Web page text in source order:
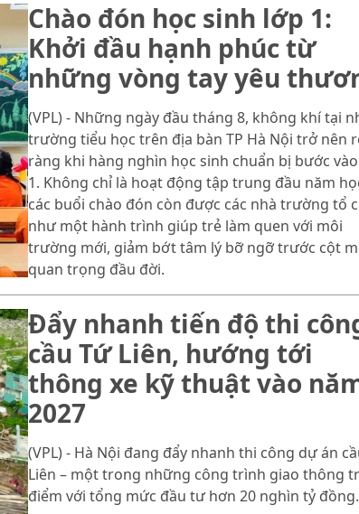
Chào đón học sinh lớp 1:
Khởi đầu hạnh phúc từ
những vòng tay yêu
(VPL) - Những ngày đầu tháng 8, không khí tại
trường tiểu học trên địa bàn TP Hà Nội trở nên
ràng khi hàng nghìn học sinh chuẩn bị bước
1. Không chỉ là hoạt động tập trung đầu năm
các buổi chào đón còn được các nhà trường tổ
như một hành trình giúp trẻ làm quen với môi
trường mới, giảm bớt tâm lý bỡ ngỡ trước cột
quan trọng đầu đời.
Đẩy nhanh tiến độ thi
cầu Tứ Liên, hướng tới
thông xe kỹ thuật vào
2027
(VPL) - Hà Nội đang đẩy nhanh thi công dự án
Liên – một trong những công trình giao thông
điểm với tổng mức đầu tư hơn 20 nghìn tỷ đồng.